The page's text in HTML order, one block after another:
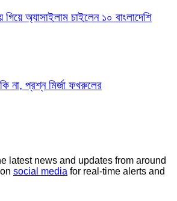
গিয়ে অ্যাসাইলাম চাইলেন ১০ বাংলাদেশি
না, প্রশ্ন মির্জা ফখরুলের
latest news and updates from around
social media for real-time alerts and